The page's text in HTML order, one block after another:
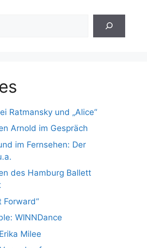
Ratmansky und „Alice“
Arnold im Gespräch
im Fernsehen: Der
des Hamburg Ballett
Forward“
WINNDance
Milee